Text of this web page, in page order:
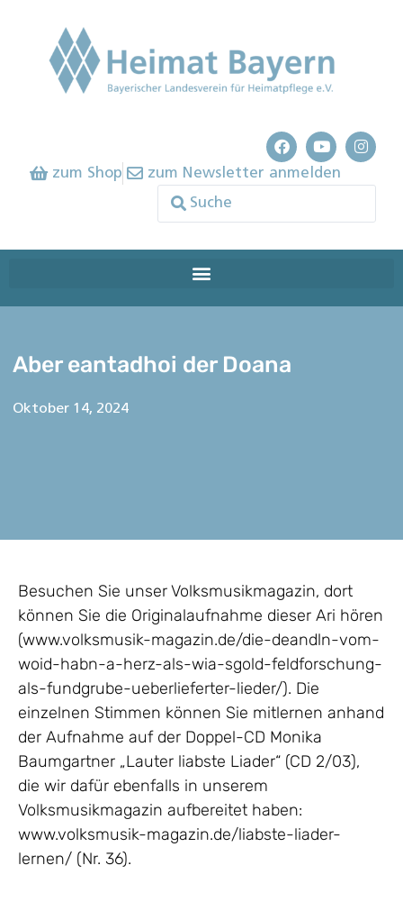
zum Shop zum Newsletter anmelden
Aber eantadhoi der Doana
Oktober 14, 2024
Besuchen Sie unser Volksmusikmagazin, dort
können Sie die Originalaufnahme dieser Ari hören
(www.volksmusik-magazin.de/die-deandln-vom-
woid-habn-a-herz-als-wia-sgold-feldforschung-
als-fundgrube-ueberlieferter-lieder/). Die
einzelnen Stimmen können Sie mitlernen anhand
der Aufnahme auf der Doppel-CD Monika
Baumgartner „Lauter liabste Liader“ (CD 2/03),
die wir dafür ebenfalls in unserem
Volksmusikmagazin aufbereitet haben:
www.volksmusik-magazin.de/liabste-liader-
lernen/ (Nr. 36).